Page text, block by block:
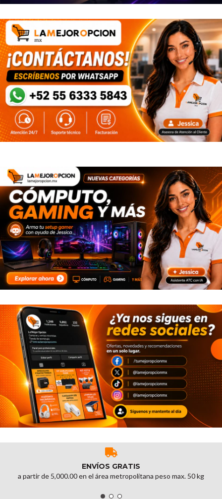
ENVÍOS GRATIS
a partir de 5,000.00 en el área metropolitana peso max. 50 kg